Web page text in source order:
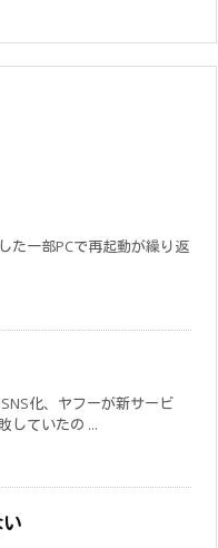
た一部PCで再起動が繰り返
化、ヤフーが新サービ
していたの ...